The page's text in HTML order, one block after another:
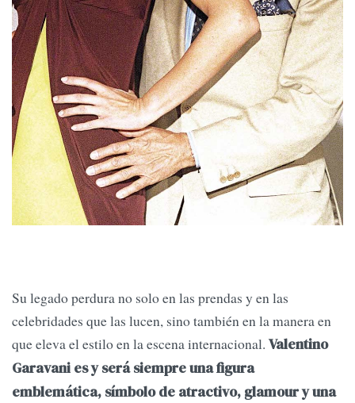
Su legado perdura no solo en las prendas y en las
celebridades que las lucen, sino también en la manera en
que eleva el estilo en la escena internacional. Valentino
Garavani es y será siempre una figura
emblemática, símbolo de atractivo, glamour y una